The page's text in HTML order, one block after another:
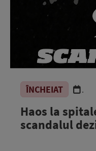
ÎNCHEIAT .
Haos la
scandalul